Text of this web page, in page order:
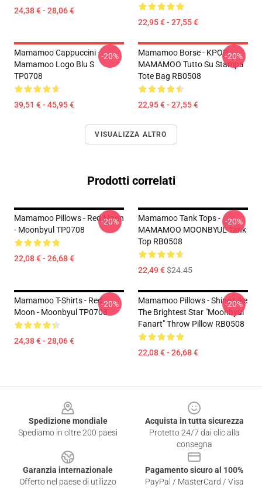
24,38 € - 28,06 €
22,95 € - 27,55 €
Mamamoo Cappuccini -
Mamamoo Logo Blu S
TP0708
39,51 € - 45,95 €
-20%
Mamamoo Borse - KPOP
MAMAMOO Tutto Su Stampa
Tote Bag RB0508
22,95 € - 27,55 €
-20%
VISUALIZZA ALTRO
Prodotti correlati
Mamamoo Pillows - Red Moon
- Moonbyul TP0708
22,08 € - 26,68 €
-20%
Mamamoo Tank Tops -
MAMAMOO MOONBYUL Tank
Top RB0508
22,49 €$24.45
-20%
Mamamoo T-Shirts - Red
Moon - Moonbyul TP0708
24,38 € - 28,06 €
-20%
Mamamoo Pillows - Shine Like
The Brightest Star "Moonbyul
Fanart" Throw Pillow RB0508
22,08 € - 26,68 €
-20%
Spedizione mondiale
Spediamo in oltre 200 paesi
Acquista in tutta sicurezza
Protetto 24/7 dai clic alla
consegna
Garanzia internazionale
Offerto nel paese di utilizzo
Pagamento sicuro al 100%
PayPal / MasterCard / Visa